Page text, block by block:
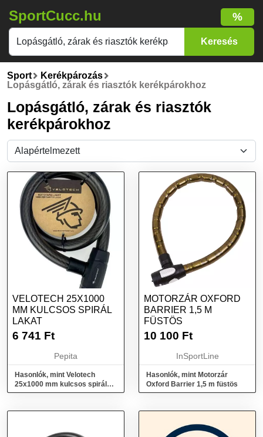
SportCucc.hu %
Sport
Kerékpározás
Lopásgátló, zárak és riasztók kerékpárokhoz
Lopásgátló, zárak és riasztók
kerékpárokhoz
VELOTECH 25X1000
MM KULCSOS SPIRÁL
LAKAT
6 741 Ft
Pepita
Hasonlók, mint Velotech
25x1000 mm kulcsos spirál
lakat
MOTORZÁR OXFORD
BARRIER 1,5 M
FÜSTÖS
10 100 Ft
InSportLine
Hasonlók, mint Motorzár
Oxford Barrier 1,5 m füstös